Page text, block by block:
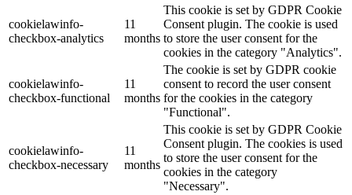
cookielawinfo-
checkbox-analytics
11
months
This cookie is set by GDPR Cookie
Consent plugin. The cookie is used
to store the user consent for the
cookies in the category "Analytics".
cookielawinfo-
checkbox-functional
11
months
The cookie is set by GDPR cookie
consent to record the user consent
for the cookies in the category
"Functional".
cookielawinfo-
checkbox-necessary
11
months
This cookie is set by GDPR Cookie
Consent plugin. The cookies is used
to store the user consent for the
cookies in the category
"Necessary".